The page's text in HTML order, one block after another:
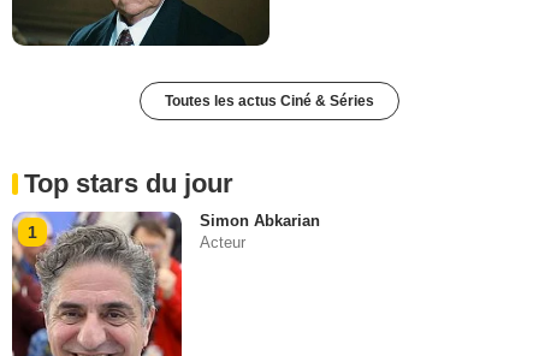
Toutes les actus Ciné & Séries
Top stars du jour
1
Simon Abkarian
Acteur